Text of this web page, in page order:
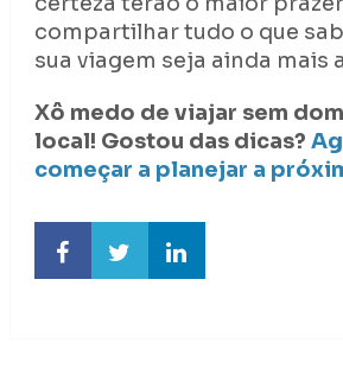
compartilhar tudo o que
sua viagem seja ainda mais
Xô medo de viajar sem
local! Gostou das dicas?
começar a planejar a